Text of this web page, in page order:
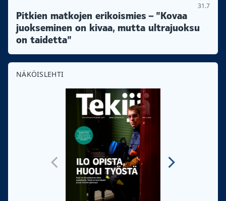
31.7
Pitkien matkojen erikoismies – ”Kovaa
juokseminen on kivaa, mutta ultrajuoksu
on taidetta”
NÄKÖISLEHTI